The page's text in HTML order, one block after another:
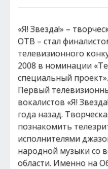
«Я! Звезда!» –
ОТВ – стал
телевизионного
2008 в номинации
специальный проект».
Первый
вокалистов «Я!
года назад.
познакомить
исполнителями
народной музыки со
области. Именно на